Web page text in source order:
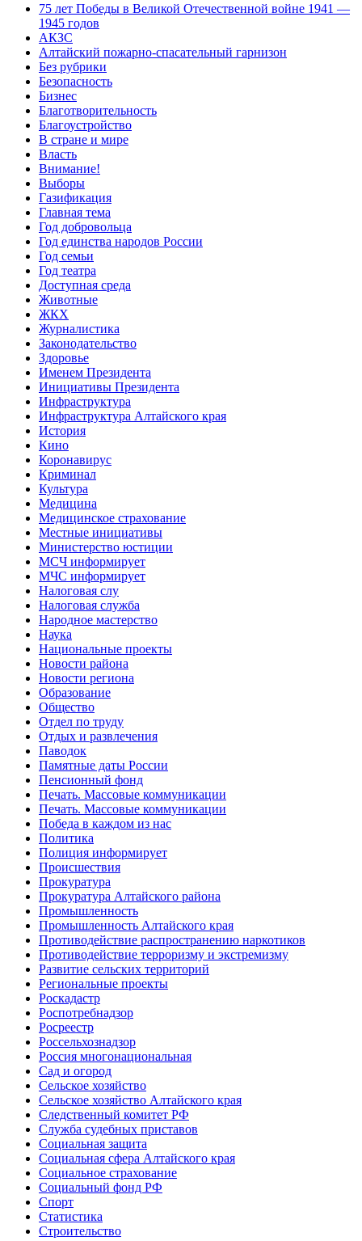
75 лет Победы в Великой Отечественной войне 1941 —
1945 годов
АКЗС
Алтайский пожарно-спасательный гарнизон
Без рубрики
Безопасность
Бизнес
Благотворительность
Благоустройство
В стране и мире
Власть
Внимание!
Выборы
Газификация
Главная тема
Год добровольца
Год единства народов России
Год семьи
Год театра
Доступная среда
Животные
ЖКХ
Журналистика
Законодательство
Здоровье
Именем Президента
Инициативы Президента
Инфраструктура
Инфраструктура Алтайского края
История
Кино
Коронавирус
Криминал
Культура
Медицина
Медицинское страхование
Местные инициативы
Министерство юстиции
МСЧ информирует
МЧС информирует
Налоговая слу
Налоговая служба
Народное мастерство
Наука
Национальные проекты
Новости района
Новости региона
Образование
Общество
Отдел по труду
Отдых и развлечения
Паводок
Памятные даты России
Пенсионный фонд
Печать. Массовые коммуникации
Печать. Массовые коммуникации
Победа в каждом из нас
Политика
Полиция информирует
Происшествия
Прокуратура
Прокуратура Алтайского района
Промышленность
Промышленность Алтайского края
Противодействие распространению наркотиков
Противодействие терроризму и экстремизму
Развитие сельских территорий
Региональные проекты
Роскадастр
Роспотребнадзор
Росреестр
Россельхознадзор
Россия многонациональная
Сад и огород
Сельское хозяйство
Сельское хозяйство Алтайского края
Следственный комитет РФ
Служба судебных приставов
Социальная защита
Социальная сфера Алтайского края
Социальное страхование
Социальный фонд РФ
Спорт
Статистика
Строительство